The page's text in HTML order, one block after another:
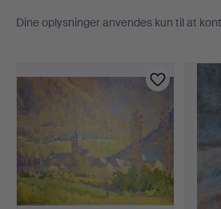
Dine oplysninger anvendes kun til at
Genstande